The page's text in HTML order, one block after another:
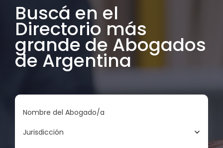
Buscá en el
Directorio más
grande de Abogados
de Argentina
Nombre del Abogado/a
Jurisdicción